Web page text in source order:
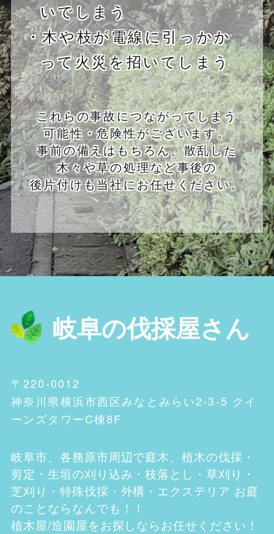
いでしまう
・木や枝が電線に引っかか
って火災を招いてしまう
これらの事故につながってしまう
可能性・危険性がございます。
事前の備えはもちろん、散乱した
木々や草の処理など事後の
後片付けも当社にお任せください。
岐阜の伐採屋さん
〒220-0012
神奈川県横浜市西区みなとみらい2-3-5 クイ
ーンズタワーC棟8F
岐阜市、各務原市周辺で庭木、植木の伐採・
剪定・生垣の刈り込み・枝落とし・草刈り・
芝刈り・特殊伐採・外構・エクステリア お庭
のことならなんでも！！
植木屋/造園屋をお探しならお任せください！